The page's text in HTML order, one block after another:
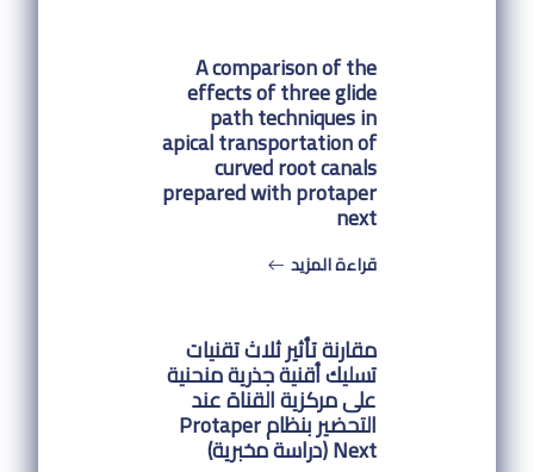
A comparison of the
effects of three glide
path techniques in
apical transportation of
curved root canals
prepared with protaper
next
قراءة المزيد
مقارنة تأثير ثلاث تقنيات
تسليك أقنية جذرية منحنية
على مركزية القناة عند
التحضير بنظام Protaper
Next (دراسة مخبرية)